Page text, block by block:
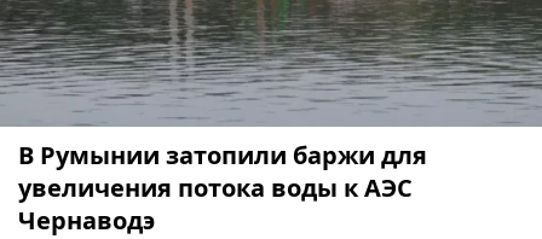
В Румынии затопили баржи для
увеличения потока воды к АЭС
Чернаводэ